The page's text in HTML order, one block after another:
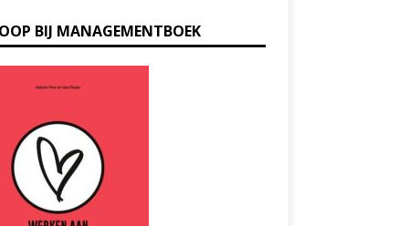
BIJ MANAGEMENTBOEK